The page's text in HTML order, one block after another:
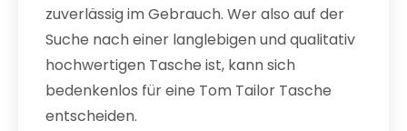
zuverlässig im Gebrauch. Wer also auf der
Suche nach einer langlebigen und qualitativ
hochwertigen Tasche ist, kann sich
bedenkenlos für eine Tom Tailor Tasche
entscheiden.